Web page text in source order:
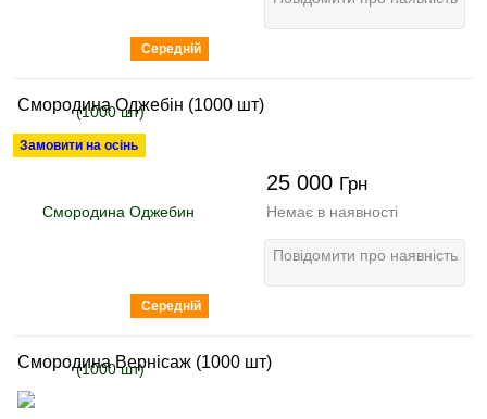
Середній
Смородина Оджебін (1000 шт)
Замовити на осінь
Середній
25 000 Грн
Немає в наявності
Повідомити про наявність
Смородина Вернісаж (1000 шт)